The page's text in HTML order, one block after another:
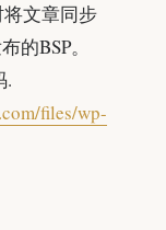
文章同步
的BSP。
.
files/wp-